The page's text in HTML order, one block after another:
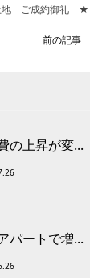
ご成約御礼 ★
前の記事
の上昇が変...
パートで増...